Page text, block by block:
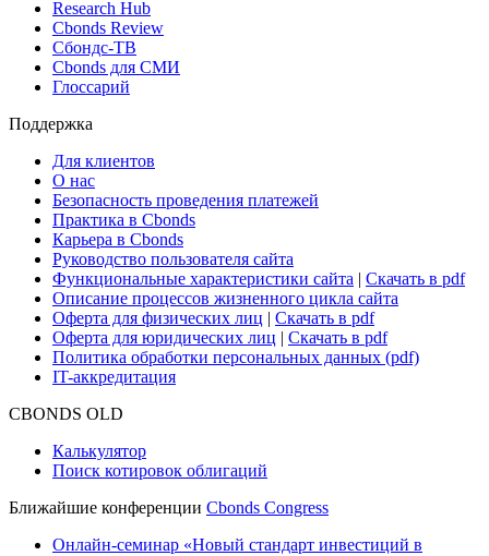
Новости и Аналитика
Новости рынка
Research Hub
Cbonds Review
Сбондс-ТВ
Глоссарий
Поддержка
Для клиентов
О нас
Безопасность проведения платежей
Практика в Cbonds
Карьера в Cbonds
Руководство пользователя сайта
Функциональные характеристики сайта|Скачать в pdf
Описание процессов жизненного цикла сайта
Оферта для физических лиц
Оферта для юридических лиц
IT-аккредитация
Поиск котировок облигаций